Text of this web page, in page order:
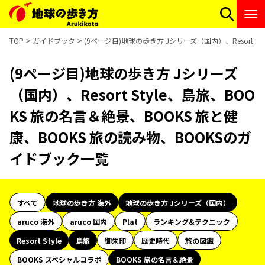
TOP ガイドブック (9ページ目)地球の歩き方 Jシリーズ（国内）、Resort
(9ページ目)地球の歩き方 Jシリーズ
（国内）、Resort Style、島旅、BOO
KS 旅の名言＆絶景、BOOKS 旅と健
康、BOOKS 旅の読み物、BOOKSのガ
イドブック一覧
すべて 地球の歩き方 海外
地球の歩き方 Jシリーズ（国内）
aruco 海外
aruco 国内 Plat
ランキング&テクニック
Resort Style
島旅 御朱印 歴史時代
旅の図鑑
BOOKS スペシャルコラボ
BOOKS 旅の名言＆絶景